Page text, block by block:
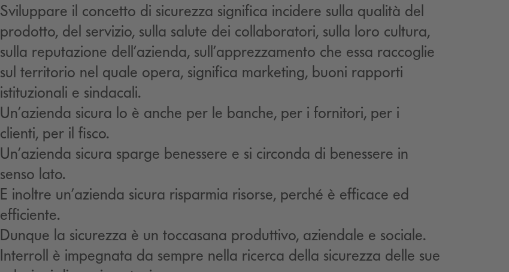
Sviluppare il concetto di sicurezza significa incidere sulla qualità del
prodotto, del servizio, sulla salute dei collaboratori, sulla loro cultura,
sulla reputazione dell’azienda, sull’apprezzamento che essa raccoglie
sul territorio nel quale opera, significa marketing, buoni rapporti
istituzionali e sindacali.
Un’azienda sicura lo è anche per le banche, per i fornitori, per i
clienti, per il fisco.
Un’azienda sicura sparge benessere e si circonda di benessere in
senso lato.
E inoltre un’azienda sicura risparmia risorse, perché è efficace ed
efficiente.
Dunque la sicurezza è un toccasana produttivo, aziendale e sociale.
Interroll è impegnata da sempre nella ricerca della sicurezza delle sue